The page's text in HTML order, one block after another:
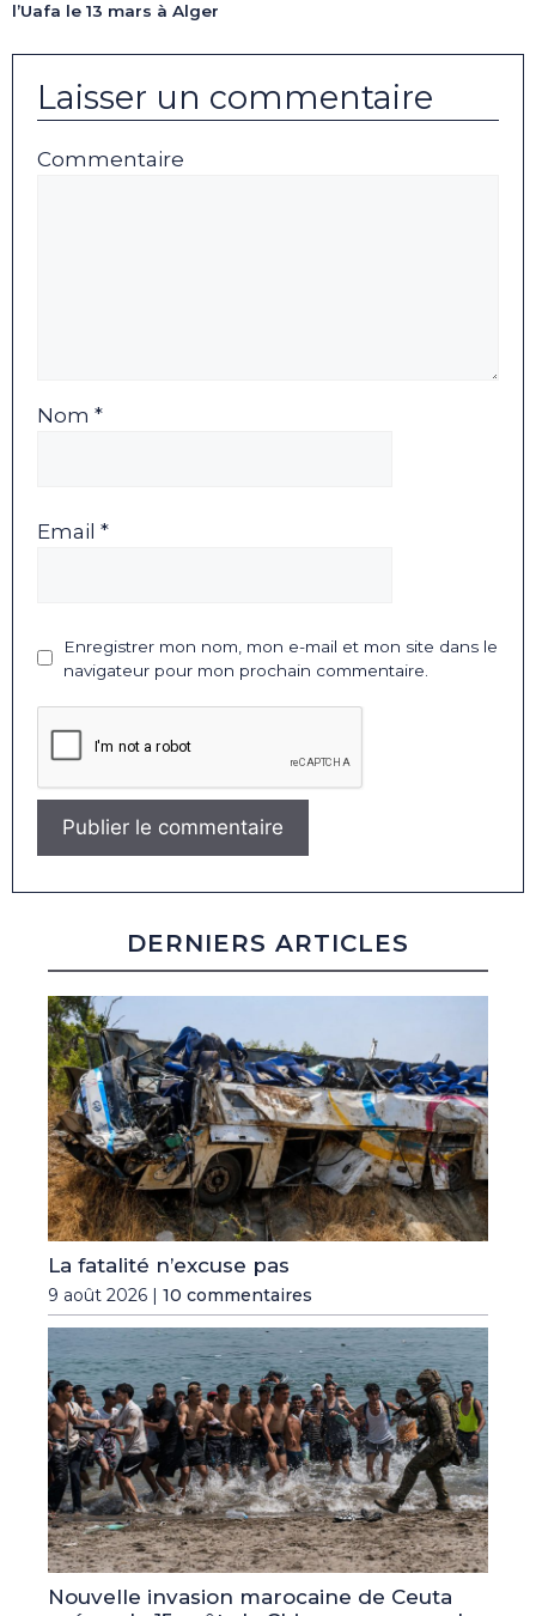
l’Uafa le 13 mars à Alger
Laisser un commentaire
Commentaire
Nom *
Email *
Enregistrer mon nom, mon e-mail et mon site dans le
navigateur pour mon prochain commentaire.
DERNIERS ARTICLES
La fatalité n’excuse pas
9 août 2026 | 10 commentaires
Nouvelle invasion marocaine de Ceuta